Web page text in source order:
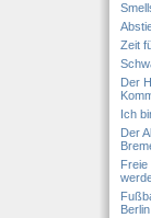
Zeit
Der
Ich
Der
Freie
Berlin